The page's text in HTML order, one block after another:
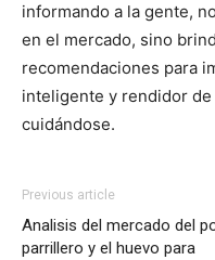
informando a la gente,
en el mercado, sino
recomendaciones para
inteligente y rendidor
cuidándose.
Previous article
Analisis del mercado del
parrillero y el huevo para